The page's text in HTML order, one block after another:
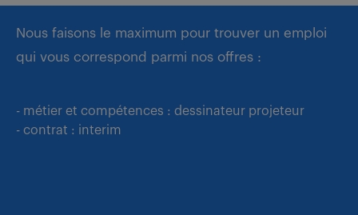
Nous faisons le maximum pour trouver un emploi
qui vous correspond parmi nos offres :
- métier et compétences : dessinateur projeteur
- contrat : interim